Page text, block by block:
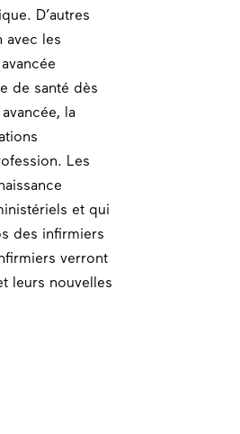
D’autres
avec les
de santé dès
la
Les
et qui
des infirmiers
verront
leurs nouvelles